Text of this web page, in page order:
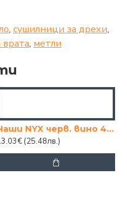
, сушилници за дрехи,
врата, метли
Чаши NYX черв. вино 400мл
(25.48лв.)